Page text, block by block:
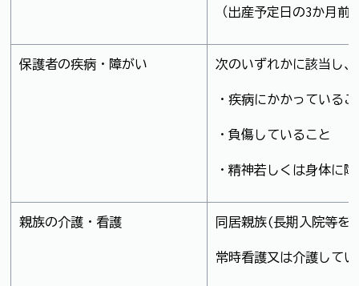
（出産予定日の3か月
保護者の疾病・障がい 次のいずれかに該当し
・疾病にかかっている
・負傷していること
・精神若しくは身体に
親族の介護・看護 同居親族(長期入院等を
常時看護又は介護して